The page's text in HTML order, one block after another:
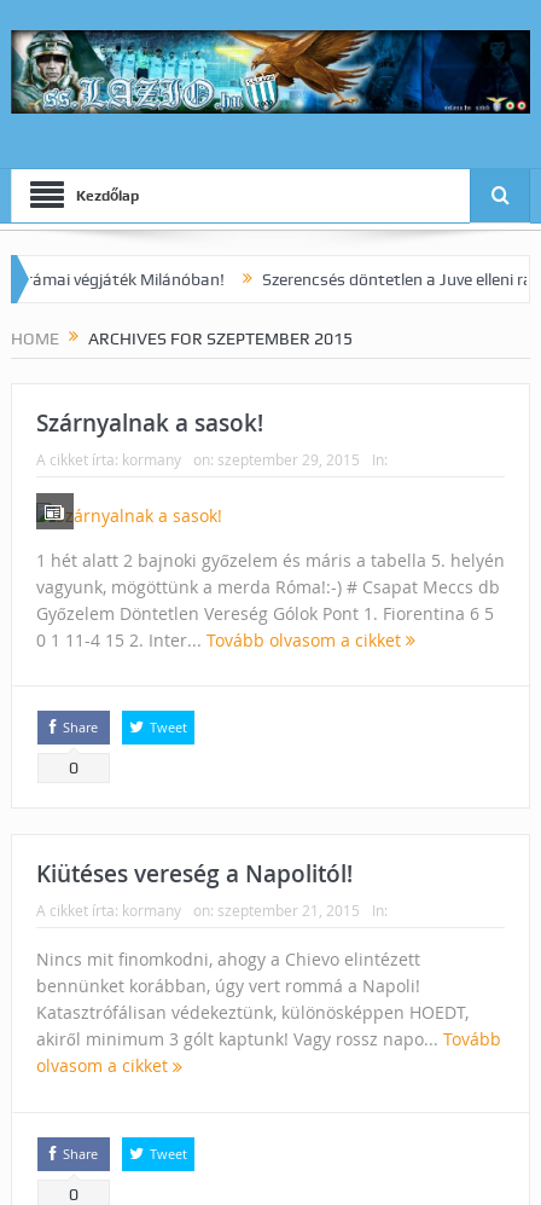
Kezdőlap
végjáték Milánóban! Szerencsés döntetlen a Juve elleni
HOME ARCHIVES FOR SZEPTEMBER 2015
Szárnyalnak a sasok!
A cikket írta: kormany on: szeptember 29, 2015 In:
1 hét alatt 2 bajnoki győzelem és máris a tabella 5. helyén
vagyunk, mögöttünk a merda Róma!:-) # Csapat Meccs db
Győzelem Döntetlen Vereség Gólok Pont 1. Fiorentina 6 5
0 1 11-4 15 2. Inter... Tovább olvasom a cikket
Share
0
Tweet
Kiütéses vereség a Napolitól!
A cikket írta: kormany on: szeptember 21, 2015 In:
Nincs mit finomkodni, ahogy a Chievo elintézett
bennünket korábban, úgy vert rommá a Napoli!
Katasztrófálisan védekeztünk, különösképpen HOEDT,
akiről minimum 3 gólt kaptunk! Vagy rossz napo... Tovább
olvasom a cikket
Share
0
Tweet